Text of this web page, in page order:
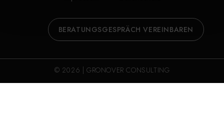
BERATUNGSGESPRÄCH VEREINBAREN
© 2026 | GRONOVER CONSULTING